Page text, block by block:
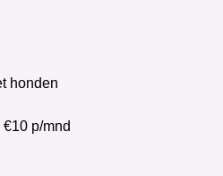
honden
p/mnd